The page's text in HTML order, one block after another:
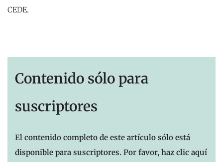
CEDE.
Contenido sólo para
suscriptores
El contenido completo de este artículo sólo está
disponible para suscriptores. Por favor, haz clic aquí